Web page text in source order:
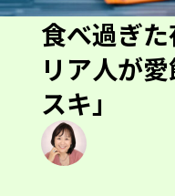
食べ過ぎ
リア人が
スキ」